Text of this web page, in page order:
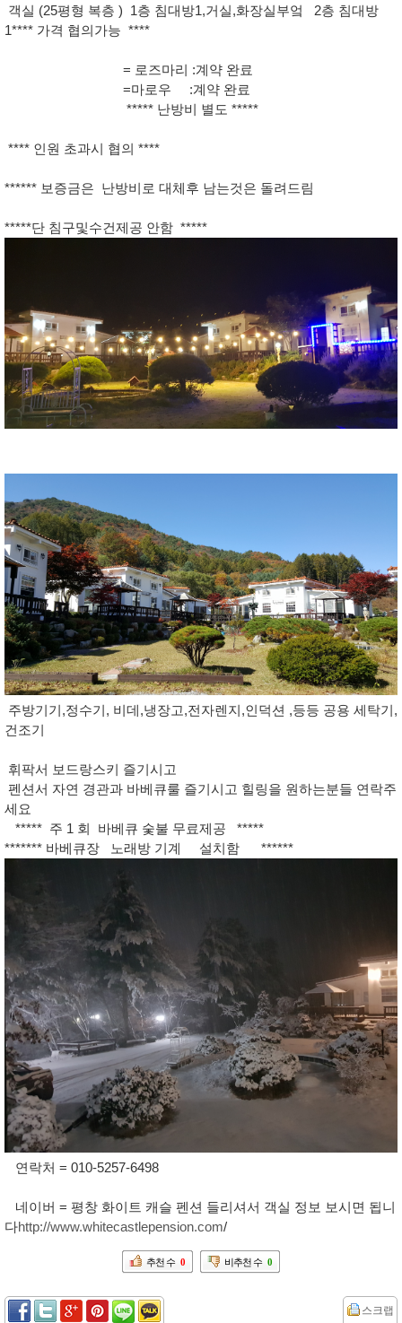
객실 (25평형 복층 ) 1층 침대방1,거실,화장실부엌 2층 침대방
1**** 가격 협의가능 ****
= 로즈마리 :계약 완료
=마로우 :계약 완료
***** 난방비 별도 *****
**** 인원 초과시 협의 ****
****** 보증금은 난방비로 대체후 남는것은 돌려드림
*****단 침구및수건제공 안함 *****
주방기기,정수기, 비데,냉장고,전자렌지,인덕션 ,등등 공용 세탁기,
건조기
휘팍서 보드랑스키 즐기시고
펜션서 자연 경관과 바베큐룰 즐기시고 힐링을 원하는분들 연락주
세요
***** 주 1 회 바베큐 숯불 무료제공 *****
******* 바베큐장 노래방 기계 설치함 ******
연락처 = 010-5257-6498
네이버 = 평창 화이트 캐슬 펜션 들리셔서 객실 정보 보시면 됩니
다http://www.whitecastlepension.com/
추천 수 0 비추천 수 0
스크랩